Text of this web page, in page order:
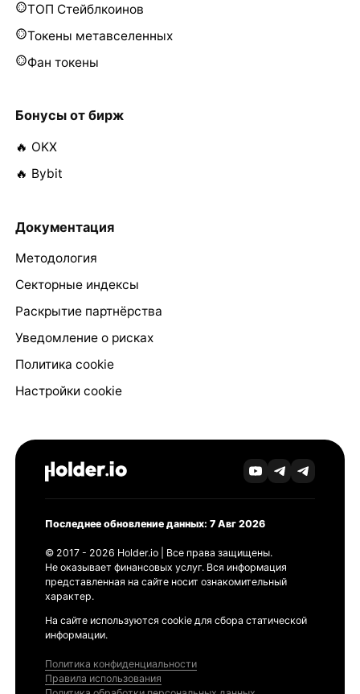
ТОП Стейблкоинов
Токены метавселенных
Фан токены
Бонусы от бирж
🔥 OKX
🔥 Bybit
Документация
Методология
Секторные индексы
Раскрытие партнёрства
Уведомление о рисках
Политика cookie
Настройки cookie
Последнее обновление данных: 7 Авг 2026
© 2017 - 2026 Holder.io | Все права защищены.
Не оказывает финансовых услуг. Вся информация
представленная на сайте носит ознакомительный
характер.
На сайте используются cookie для сбора статической
информации.
Политика конфиденциальности
Правила использования